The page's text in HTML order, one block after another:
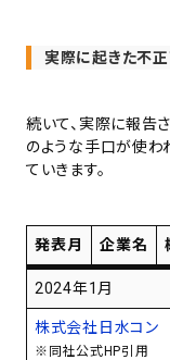
実際に起きた不
続いて、実際に報告
のような手口が使わ
ていきます。
発表月 企業名
2024年1月
株式会社日水コン
※同社公式HP引用